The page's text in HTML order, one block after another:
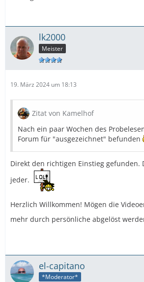
lk2000
Meister
19. März 2024 um 18:13
Zitat von Kamelhof
Nach ein paar Wochen des
Forum für "ausgezeichnet" befunden
Direkt den richtigen Einstieg gefunden.
jeder.
Herzlich Willkommen! Mögen die
mehr durch persönliche abgelöst
el-capitano
*Moderator*